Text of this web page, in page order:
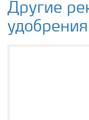
Другие
удобрения